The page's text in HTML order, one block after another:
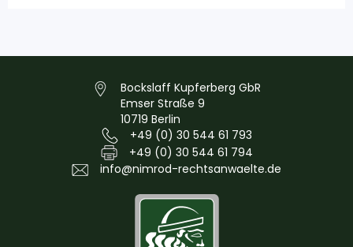
Bockslaff Kupferberg GbR
Emser Straße 9
10719 Berlin
+49 (0) 30 544 61 793
+49 (0) 30 544 61 794
info@nimrod-rechtsanwaelte.de